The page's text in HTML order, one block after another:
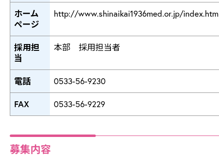
ホーム
ページ
http://www.shinaikai1936med.or.jp/
採用担
当
本部 採用担当者
電話 0533-56-9230
FAX 0533-56-9229
募集内容